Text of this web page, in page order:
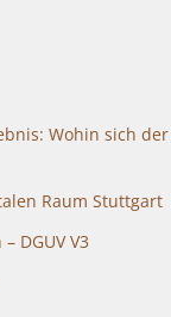
Wohin sich der
Raum Stuttgart
DGUV V3